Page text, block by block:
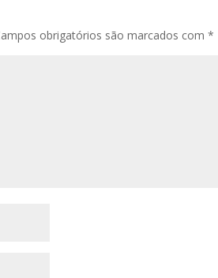
obrigatórios são marcados com*